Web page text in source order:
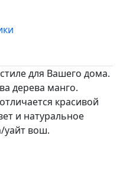
для Вашего дома.
дерева манго.
красивой
и натуральное
уайт вош.